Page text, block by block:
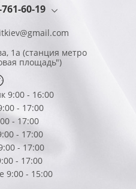
60-19
1а (станция метро
площадь")
9:00 - 16:00
- 17:00
- 17:00
- 17:00
- 17:00
- 17:00
9:00 - 15:00